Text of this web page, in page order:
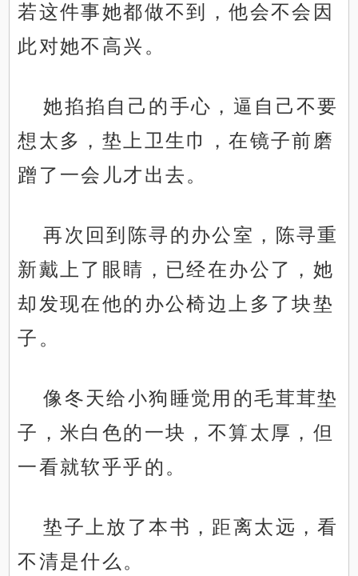
若这件事她都做不到，他会不会因
此对她不高兴。
她掐掐自己的手心，逼自己不要
想太多，垫上卫生巾，在镜子前磨
蹭了一会儿才出去。
再次回到陈寻的办公室，陈寻重
新戴上了眼睛，已经在办公了，她
却发现在他的办公椅边上多了块垫
子。
像冬天给小狗睡觉用的毛茸茸垫
子，米白色的一块，不算太厚，但
一看就软乎乎的。
垫子上放了本书，距离太远，看
不清是什么。